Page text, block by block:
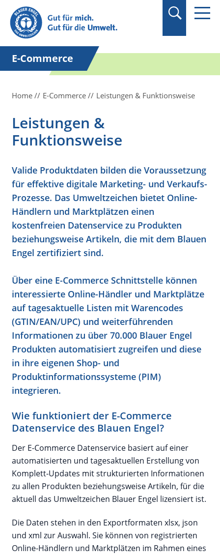
Suchbegriff in
Anführungszeichen
setzen.
E-Commerce
Home E-Commerce Leistungen & Funktionsweise
Leistungen &
Funktionsweise
Valide Produktdaten bilden die Voraussetzung
für effektive digitale Marketing- und Verkaufs-
Prozesse. Das Umweltzeichen bietet Online-
Händlern und Marktplätzen einen
kostenfreien Datenservice zu Produkten
beziehungsweise Artikeln, die mit dem Blauen
Engel zertifiziert sind.
Über eine E-Commerce Schnittstelle können
interessierte Online-Händler und Marktplätze
auf tagesaktuelle Listen mit Warencodes
(GTIN/EAN/UPC) und weiterführenden
Informationen zu über 70.000 Blauer Engel
Produkten automatisiert zugreifen und diese
in ihre eigenen Shop- und
Produktinformationssysteme (PIM)
integrieren.
Wie funktioniert der E-Commerce
Datenservice des Blauen Engel?
Der E-Commerce Datenservice basiert auf einer
automatisierten und tagesaktuellen Erstellung von
Komplett-Updates mit strukturierten Informationen
zu allen Produkten beziehungsweise Artikeln, für die
aktuell das Umweltzeichen Blauer Engel lizensiert ist.
Die Daten stehen in den Exportformaten xlsx, json
und xml zur Auswahl. Sie können von registrierten
Online-Händlern und Marktplätzen im Rahmen eines